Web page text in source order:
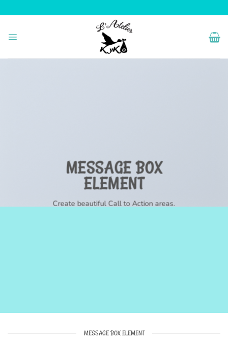
au
MESSAGE BOX
ELEMENT
Create beautiful Call to Action areas.
MESSAGE BOX ELEMENT